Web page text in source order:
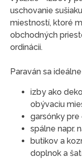
uschovanie
miestností, ktoré
obchodných
ordinácii.
Paraván sa
izby ako
obývaciu
garsónky
spálne napr.
butikov a
doplnok a